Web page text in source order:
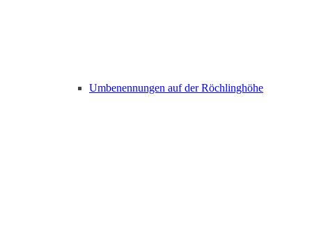
Umbenennungen auf der Röchlinghöhe